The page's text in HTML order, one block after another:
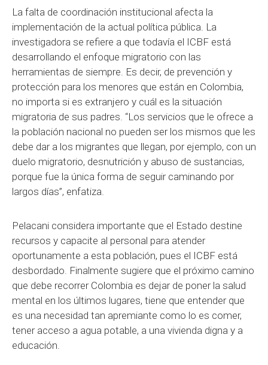
La falta de coordinación institucional afecta la
implementación de la actual política pública. La
investigadora se refiere a que todavía el ICBF está
desarrollando el enfoque migratorio con las
herramientas de siempre. Es decir, de prevención y
protección para los menores que están en Colombia,
no importa si es extranjero y cuál es la situación
migratoria de sus padres. “Los servicios que le ofrece a
la población nacional no pueden ser los mismos que les
debe dar a los migrantes que llegan, por ejemplo, con un
duelo migratorio, desnutrición y abuso de sustancias,
porque fue la única forma de seguir caminando por
largos días”, enfatiza.
Pelacani considera importante que el Estado destine
recursos y capacite al personal para atender
oportunamente a esta población, pues el ICBF está
desbordado. Finalmente sugiere que el próximo camino
que debe recorrer Colombia es dejar de poner la salud
mental en los últimos lugares, tiene que entender que
es una necesidad tan apremiante como lo es comer,
tener acceso a agua potable, a una vivienda digna y a
educación.